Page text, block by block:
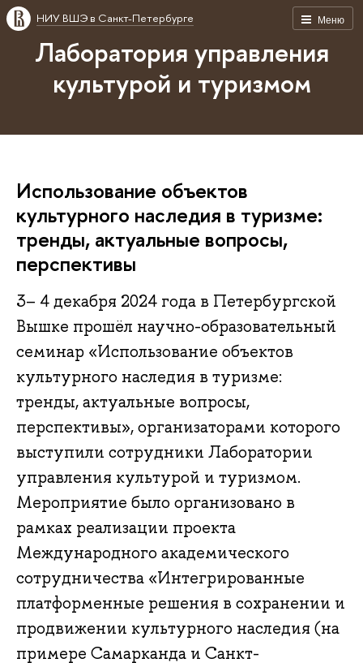
Меню
НИУ ВШЭ в Санкт-Петербурге
Лаборатория управления
культурой и туризмом
Использование объектов
культурного наследия в туризме:
тренды, актуальные вопросы,
перспективы
3– 4 декабря 2024 года в Петербургской
Вышке прошёл научно-образовательный
семинар «Использование объектов
культурного наследия в туризме:
тренды, актуальные вопросы,
перспективы», организаторами которого
выступили сотрудники Лаборатории
управления культурой и туризмом.
Мероприятие было организовано в
рамках реализации проекта
Международного академического
сотрудничества «Интегрированные
платформенные решения в сохранении и
продвижении культурного наследия (на
примере Самарканда и Санкт-